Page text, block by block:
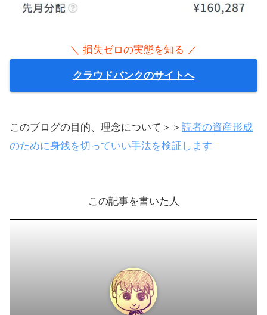
＞＞安定して毎月利益！クラウドバンクを知る
クラウドバンクのサイトへ
のために身銭を切っていい手法を検証します